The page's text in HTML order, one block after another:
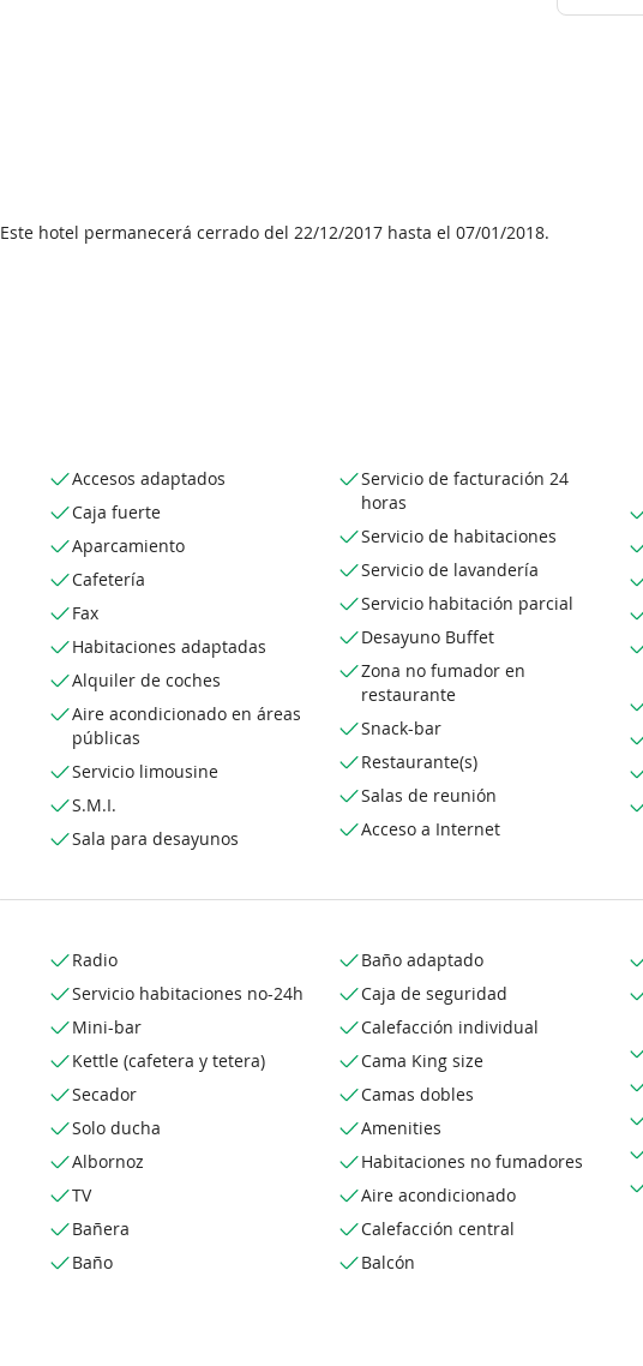
Este hotel permanecerá cerrado del 22/12/2017 hasta el 07/01/2018.
Accesos adaptados
Caja fuerte
Aparcamiento
Cafetería
Fax
Habitaciones adaptadas
Alquiler de coches
Aire acondicionado en áreas
públicas
Servicio limousine
S.M.I.
Sala para desayunos
Servicio de facturación 24
horas
Servicio de habitaciones
Servicio de lavandería
Servicio habitación parcial
Desayuno Buffet
Zona no fumador en
restaurante
Snack-bar
Restaurante(s)
Salas de reunión
Acceso a Internet
Radio
Servicio habitaciones no-24h
Mini-bar
Kettle (cafetera y tetera)
Secador
Solo ducha
Albornoz
TV
Bañera
Baño
Baño adaptado
Caja de seguridad
Calefacción individual
Cama King size
Camas dobles
Amenities
Habitaciones no fumadores
Aire acondicionado
Calefacción central
Balcón